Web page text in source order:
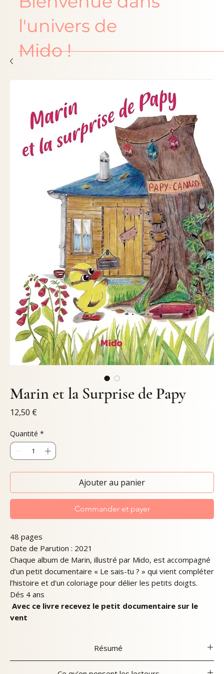
l'univers de
Mido !
Marin et la Surprise de Papy
12,50 €
Quantité *
Ajouter au panier
Commander et payer
48 pages
Date de Parution : 2021
Chaque album de Marin, illustré par Mido, est accompagné
d’un petit documentaire « Le sais-tu ? » qui vient compléter
l’histoire et d'un coloriage pour délier les petits doigts.
Dés 4 ans
Avec ce livre recevez le petit documentaire sur le
vent
Résumé